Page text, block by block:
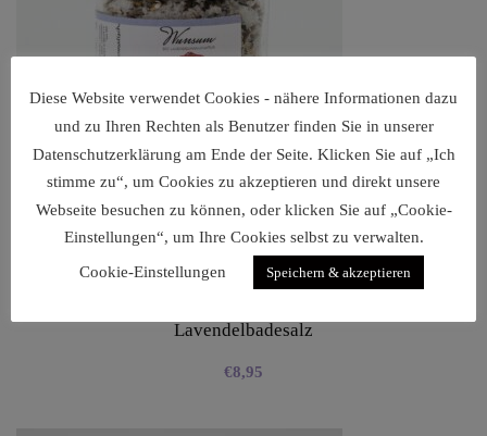
Lavendelbadesalz
€8,95
Diese Website verwendet Cookies - nähere Informationen dazu
und zu Ihren Rechten als Benutzer finden Sie in unserer
Datenschutzerklärung am Ende der Seite. Klicken Sie auf „Ich
stimme zu“, um Cookies zu akzeptieren und direkt unsere
Webseite besuchen zu können, oder klicken Sie auf „Cookie-
Einstellungen“, um Ihre Cookies selbst zu verwalten.
Cookie-Einstellungen
Speichern & akzeptieren